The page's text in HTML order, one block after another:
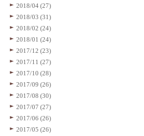
2018/04 (27)
2018/03 (31)
2018/02 (24)
2018/01 (24)
2017/12 (23)
2017/11 (27)
2017/10 (28)
2017/09 (26)
2017/08 (30)
2017/07 (27)
2017/06 (26)
2017/05 (26)